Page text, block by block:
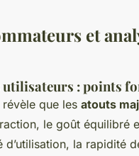
et
utilisateurs : points
que les atouts
le goût équilibré
la rapidité